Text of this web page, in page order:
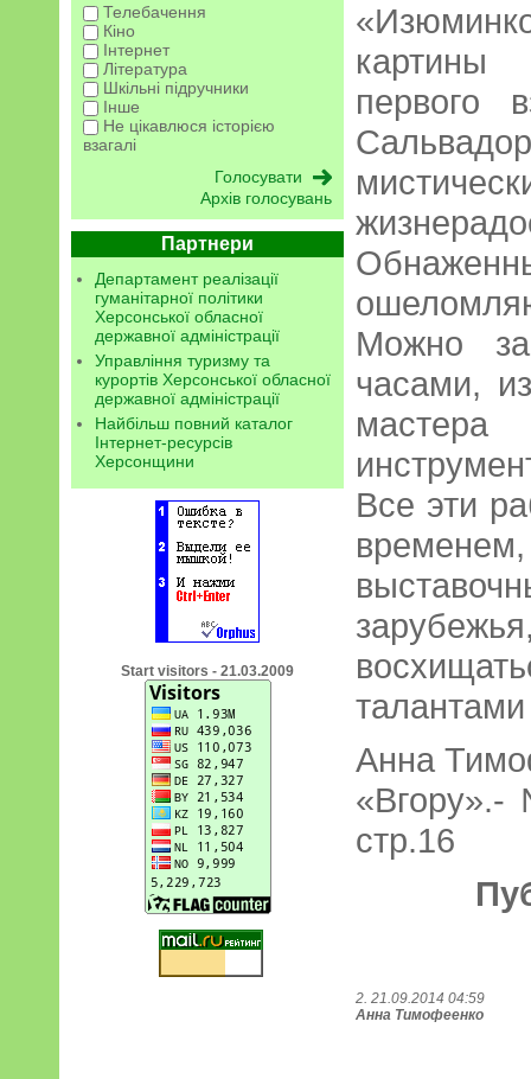
Телебачення
Кіно
Інтернет
Література
Шкільні підручники
Інше
Не цікавлюся історією
взагалі
Архів голосувань
Партнери
Департамент реалізації
гуманітарної політики
Херсонської обласної
державної адміністрації
Управління туризму та
курортів Херсонської обласної
державної адміністрації
Найбільш повний каталог
Інтернет-ресурсів
Херсонщини
Start visitors - 21.03.2009
первого
Можно
часами,
Все эти
Анна
стр.16
2. 21.09.2014 04:59
Анна Тимофеенко